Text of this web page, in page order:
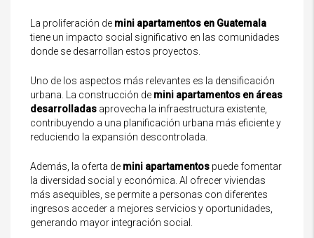
La proliferación de mini apartamentos en Guatemala
tiene un impacto social significativo en las comunidades
donde se desarrollan estos proyectos.
Uno de los aspectos más relevantes es la densificación
urbana. La construcción de mini apartamentos en áreas
desarrolladas aprovecha la infraestructura existente,
contribuyendo a una planificación urbana más eficiente y
reduciendo la expansión descontrolada.
Además, la oferta de mini apartamentos puede fomentar
la diversidad social y económica. Al ofrecer viviendas
más asequibles, se permite a personas con diferentes
ingresos acceder a mejores servicios y oportunidades,
generando mayor integración social.